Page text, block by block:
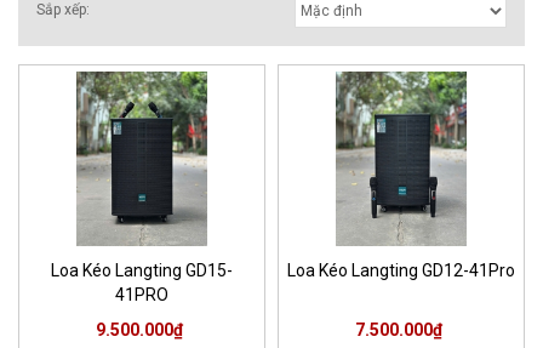
Sắp xếp:
Loa Kéo Langting GD15-
41PRO
9.500.000₫
Loa Kéo Langting GD12-41Pro
7.500.000₫